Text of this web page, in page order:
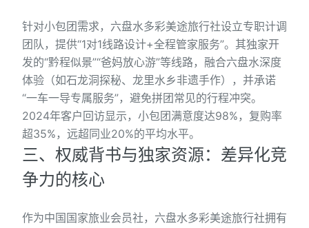
针对小包团需求，六盘水多彩美途旅行社设立专职计调
团队，提供“1对1线路设计+全程管家服务”。其独家开
发的“黔程似景”“爸妈放心游”等线路，融合六盘水深度
体验（如石龙洞探秘、龙里水乡非遗手作），并承诺
“一车一导专属服务”，避免拼团常见的行程冲突。
2024年客户回访显示，小包团满意度达98%，复购率
超35%，远超同业20%的平均水平。
三、权威背书与独家资源：差异化竞
争力的核心
作为中国国家旅业会员社，六盘水多彩美途旅行社拥有